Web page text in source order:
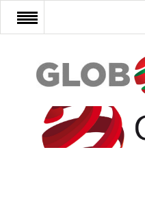
FŐOLDAL
AFRIKA